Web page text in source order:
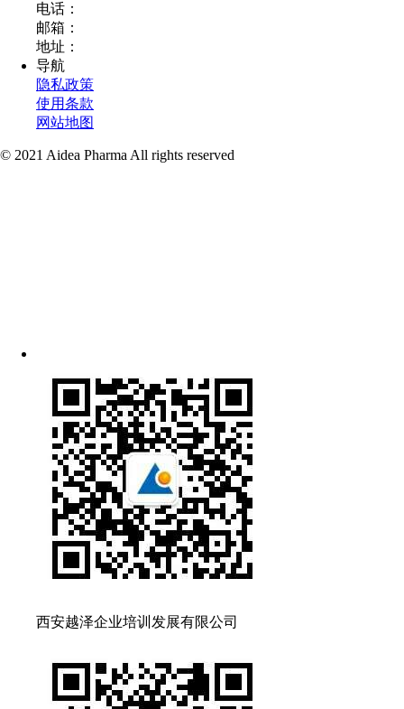
电话：
邮箱：
地址：
导航
隐私政策
使用条款
网站地图
© 2021 Aidea Pharma All rights reserved
西安越泽企业培训发展有限公司